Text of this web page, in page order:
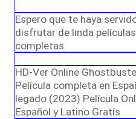
Espero que te haya
disfrutar de linda
completas.
HD-Ver Online
Película completa en
legado (2023) Película
Español y Latino Gratis